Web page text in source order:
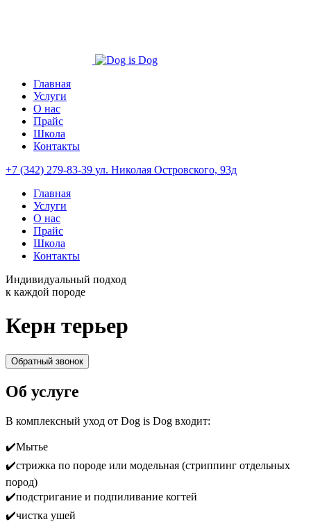
Главная
Услуги
О нас
Прайс
Школа
Контакты
+7 (342) 279-83-39 ул. Николая Островского, 93д
Главная
Услуги
О нас
Прайс
Школа
Контакты
Индивидуальный подход
к каждой породе
Керн терьер
Обратный звонок
Об услуге
В комплексный уход от Dog is Dog входит:
✔️Мытье
✔️стрижка по породе или модельная (стриппинг отдельных
пород)
✔️подстригание и подпиливание когтей
✔️чистка ушей